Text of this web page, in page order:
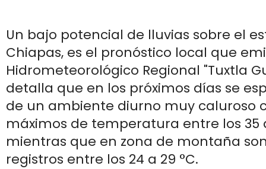
Un bajo potencial de lluvias sobre el
Chiapas, es el pronóstico local que
Hidrometeorológico Regional "Tuxtla
detalla que en los próximos días se
de un ambiente diurno muy caluroso
máximos de temperatura entre los 35
mientras que en zona de montaña
registros entre los 24 a 29 °C.